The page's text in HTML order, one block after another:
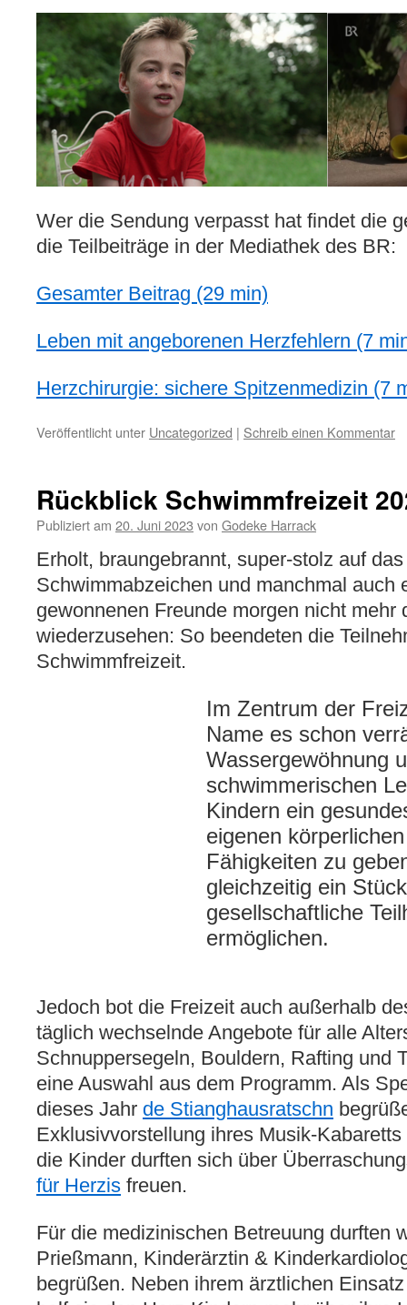
Wer die Sendung verpasst hat findet die
die Teilbeiträge in der Mediathek des BR:
Gesamter Beitrag (29 min)
Leben mit angeborenen Herzfehlern (7
Herzchirurgie: sichere Spitzenmedizin (7
Veröffentlicht unter Uncategorized | Schreib einen Kommentar
Rückblick Schwimmfreizeit
Publiziert am 20. Juni 2023 von Godeke Harrack
Erholt, braungebrannt, super-stolz auf
Schwimmabzeichen und manchmal auch
gewonnenen Freunde morgen nicht mehr
wiederzusehen: So beendeten die
Schwimmfreizeit.
Im Zentrum der
Name es schon
Wassergewöhnung
schwimmerischen
Kindern ein
eigenen
Fähigkeiten zu
gleichzeitig ein
gesellschaftliche
ermöglichen.
Jedoch bot die Freizeit auch außerhalb
täglich wechselnde Angebote für alle
Schnuppersegeln, Bouldern, Rafting und
eine Auswahl aus dem Programm. Als
dieses Jahr de Stianghausratschn
Exklusivvorstellung ihres Musik-
die Kinder durften sich über
für Herzis freuen.
Für die medizinischen Betreuung durften
Prießmann, Kinderärztin &
begrüßen. Neben ihrem ärztlichen